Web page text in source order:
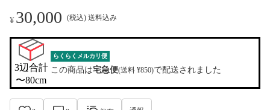
¥30,000 (税込) 送料込み
3辺合計
〜80cm
らくらくメルカリ便
この商品は宅急便(送料 ¥850)で配送されました